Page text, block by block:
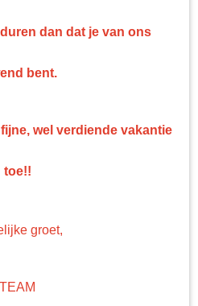
binnen 14 dagen
gereedschappen tegen bodemprijzen!
dan dat je van ons
bent.
wel verdiende vakantie
toe!!
groet,
TEAM